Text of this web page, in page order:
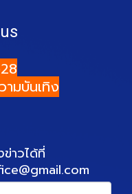
ามบันเทิง
าวได้ที่